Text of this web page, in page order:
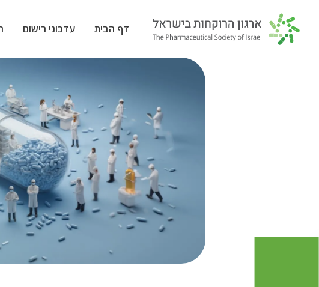
דף הבית עדכוני רישום